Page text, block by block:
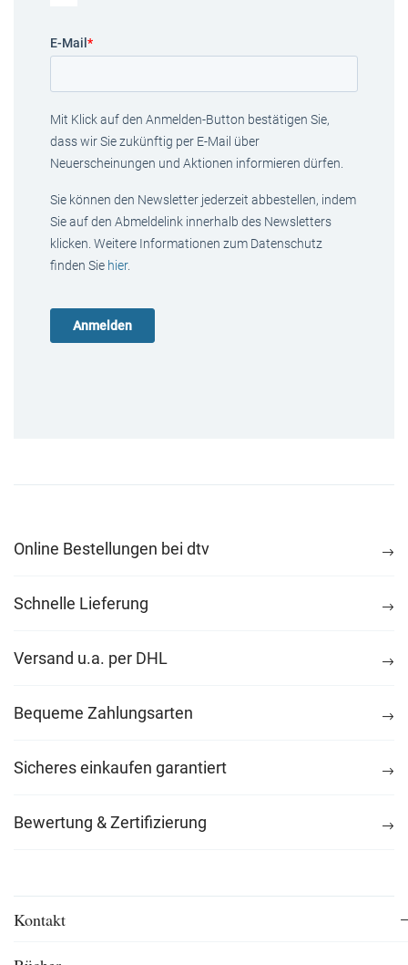
E-Mail *
Mit Klick auf den Anmelden-Button bestätigen Sie,
dass wir Sie zukünftig per E-Mail über
Neuerscheinungen und Aktionen informieren dürfen.
Sie können den Newsletter jederzeit abbestellen, indem
Sie auf den Abmeldelink innerhalb des Newsletters
klicken. Weitere Informationen zum Datenschutz
finden Sie hier.
Online Bestellungen bei dtv
Schnelle Lieferung
Versand u.a. per DHL
Bequeme Zahlungsarten
Sicheres einkaufen garantiert
Bewertung & Zertifizierung
Kontakt